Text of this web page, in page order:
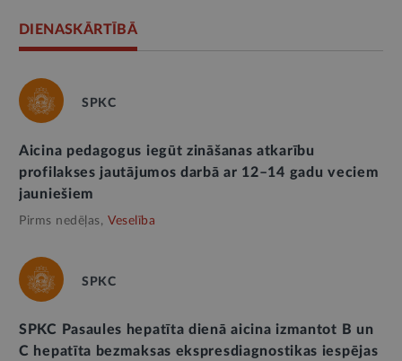
DIENASKĀRTĪBĀ
SPKC
Aicina pedagogus iegūt zināšanas atkarību
profilakses jautājumos darbā ar 12–14 gadu veciem
jauniešiem
Pirms nedēļas, Veselība
SPKC
SPKC Pasaules hepatīta dienā aicina izmantot B un
C hepatīta bezmaksas ekspresdiagnostikas iespējas